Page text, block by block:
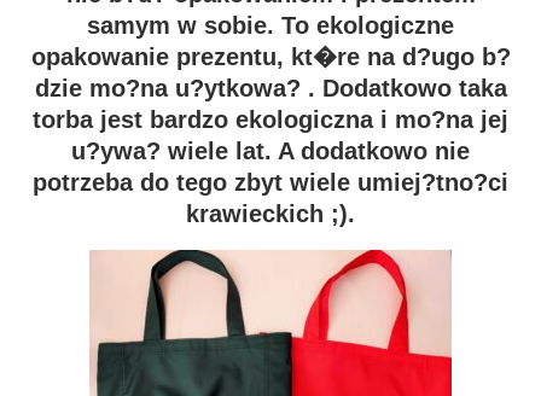
samym w sobie. To ekologiczne
opakowanie prezentu, kt�re na d?ugo b?
dzie mo?na u?ytkowa? . Dodatkowo taka
torba jest bardzo ekologiczna i mo?na jej
u?ywa? wiele lat. A dodatkowo nie
potrzeba do tego zbyt wiele umiej?tno?ci
krawieckich ;).